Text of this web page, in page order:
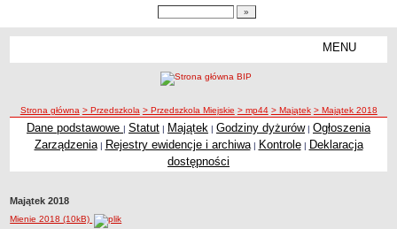
MENU
Licea
Zespoły Szkół
Techniczne Zakłady Naukowe
Przedszkola Miejskie
ARCHIWUM SZKÓŁ I PLACÓWEK
ścieżka nawigacji
Strona główna > Przedszkola > Przedszkola Miejskie > mp44 > Majątek > Majątek 2018
Dane podstawowe | Statut | Majątek | Godziny dyżurów| Ogłoszenia
Zarządzenia| Rejestry ewidencje i archiwa| Kontrole| Deklaracja
dostępności
Majątek 2018
Mienie 2018 (10kB)